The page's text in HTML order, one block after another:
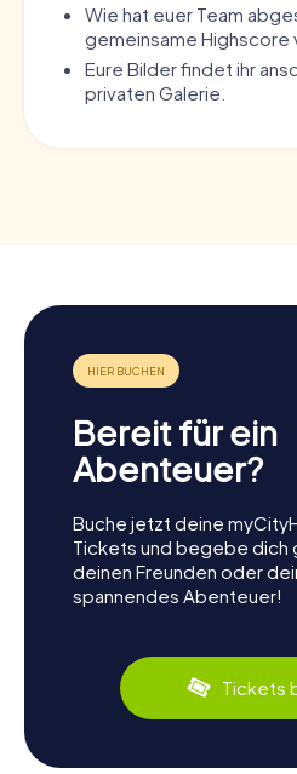
Wie hat euer Team
gemeinsame Highscore
Eure Bilder findet ihr
privaten Galerie.
Bereit für ein
Abenteuer?
Buche jetzt deine
Tickets und begebe dich
deinen Freunden oder
spannendes Abenteuer!
Tickets